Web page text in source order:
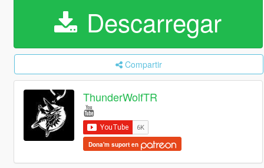
Descarregar
Compartir
ThunderWolfTR
Dona'm suport en